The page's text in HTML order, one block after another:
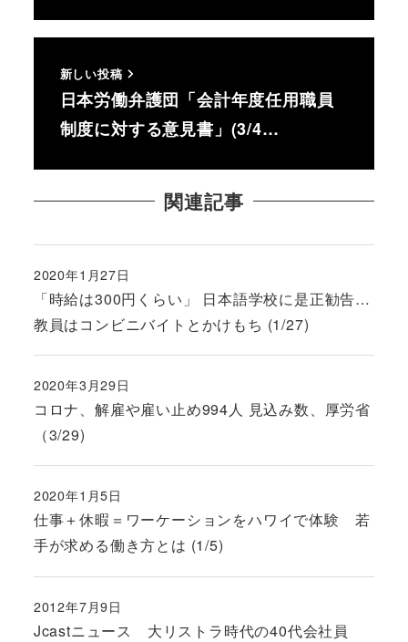
新しい投稿
日本労働弁護団「会計年度任用職員
制度に対する意見書」(3/4…
関連記事
「時給は300円くらい」 日本語学校に是正勧告…
教員はコンビニバイトとかけもち (1/27)
投稿日
2020年1月27日
コロナ、解雇や雇い止め994人 見込み数、厚労省
（3/29)
投稿日
2020年3月29日
仕事＋休暇＝ワーケーションをハワイで体験 若
手が求める働き方とは (1/5)
投稿日
2020年1月5日
Jcastニュース 大リストラ時代の40代会社員
投稿日
2012年7月9日